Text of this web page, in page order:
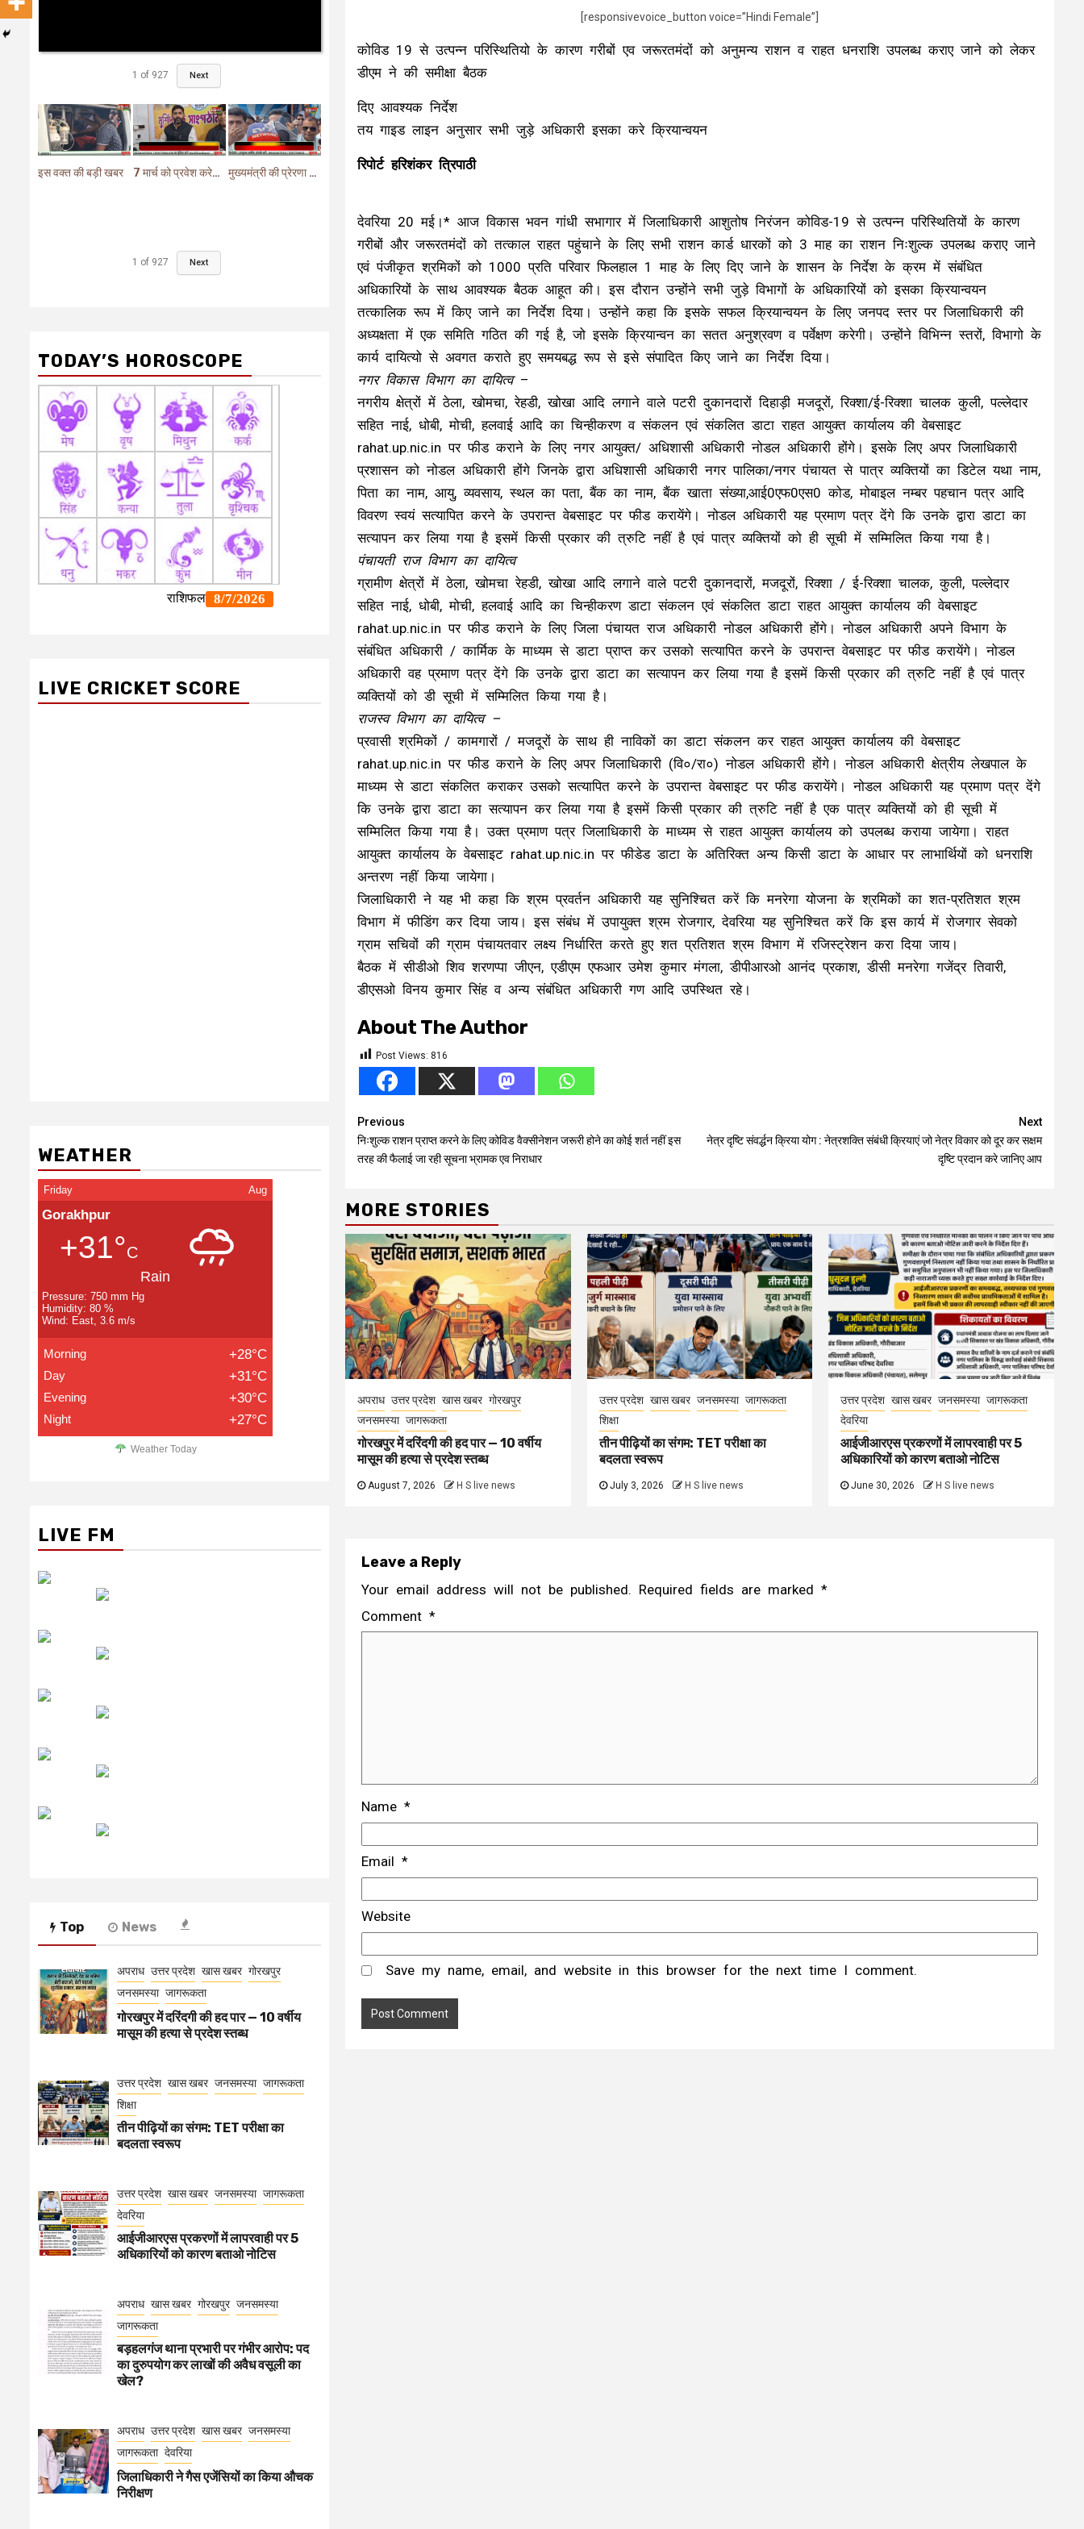
[responsivevoice_button voice=”Hindi Female”]
कोविड 19 से उत्पन्न परिस्थितियो के कारण गरीबों एव जरूरतमंदों को अनुमन्य राशन व राहत धनराशि उपलब्ध कराए जाने को लेकर
डीएम ने की समीक्षा बैठक
दिए आवश्यक निर्देश
तय गाइड लाइन अनुसार सभी जुड़े अधिकारी इसका करे क्रियान्वयन
रिपोर्ट हरिशंकर त्रिपाठी
देवरिया 20 मई।* आज विकास भवन गांधी सभागार में जिलाधिकारी आशुतोष निरंजन कोविड-19 से उत्पन्न परिस्थितियों के कारण
गरीबों और जरूरतमंदों को तत्काल राहत पहुंचाने के लिए सभी राशन कार्ड धारकों को 3 माह का राशन निःशुल्क उपलब्ध कराए जाने
एवं पंजीकृत श्रमिकों को ₹1000 प्रति परिवार फिलहाल 1 माह के लिए दिए जाने के शासन के निर्देश के क्रम में संबंधित
अधिकारियों के साथ आवश्यक बैठक आहूत की। इस दौरान उन्होंने सभी जुड़े विभागों के अधिकारियों को इसका क्रियान्वयन
तत्कालिक रूप में किए जाने का निर्देश दिया। उन्होंने कहा कि इसके सफल क्रियान्वयन के लिए जनपद स्तर पर जिलाधिकारी की
अध्यक्षता में एक समिति गठित की गई है, जो इसके क्रियान्वन का सतत अनुश्रवण व पर्वेक्षण करेगी। उन्होंने विभिन्न स्तरों, विभागो के
कार्य दायित्यो से अवगत कराते हुए समयबद्ध रूप से इसे संपादित किए जाने का निर्देश दिया।
नगर विकास विभाग का दायित्व–
नगरीय क्षेत्रों में ठेला, खोमचा, रेहडी, खोखा आदि लगाने वाले पटरी दुकानदारों दिहाड़ी मजदूरों, रिक्शा/ई-रिक्शा चालक कुली, पल्लेदार
सहित नाई, धोबी, मोची, हलवाई आदि का चिन्हीकरण व संकलन एवं संकलित डाटा राहत आयुक्त कार्यालय की वेबसाइट
rahat.up.nic.in पर फीड कराने के लिए नगर आयुक्त/ अधिशासी अधिकारी नोडल अधिकारी होंगे। इसके लिए अपर जिलाधिकारी
प्रशासन को नोडल अधिकारी होंगे जिनके द्वारा अधिशासी अधिकारी नगर पालिका/नगर पंचायत से पात्र व्यक्तियों का डिटेल यथा नाम,
पिता का नाम, आयु, व्यवसाय, स्थल का पता, बैंक का नाम, बैंक खाता संख्या,आई0एफ0एस0 कोड, मोबाइल नम्बर पहचान पत्र आदि
विवरण स्वयं सत्यापित करने के उपरान्त वेबसाइट पर फीड करायेंगे। नोडल अधिकारी यह प्रमाण पत्र देंगे कि उनके द्वारा डाटा का
सत्यापन कर लिया गया है इसमें किसी प्रकार की त्रुटि नहीं है एवं पात्र व्यक्तियों को ही सूची में सम्मिलित किया गया है।
पंचायती राज विभाग का दायित्व
ग्रामीण क्षेत्रों में ठेला, खोमचा रेहडी, खोखा आदि लगाने वाले पटरी दुकानदारों, मजदूरों, रिक्शा / ई-रिक्शा चालक, कुली, पल्लेदार
सहित नाई, धोबी, मोची, हलवाई आदि का चिन्हीकरण डाटा संकलन एवं संकलित डाटा राहत आयुक्त कार्यालय की वेबसाइट
rahat.up.nic.in पर फीड कराने के लिए जिला पंचायत राज अधिकारी नोडल अधिकारी होंगे। नोडल अधिकारी अपने विभाग के
संबंधित अधिकारी / कार्मिक के माध्यम से डाटा प्राप्त कर उसको सत्यापित करने के उपरान्त वेबसाइट पर फीड करायेंगे। नोडल
अधिकारी वह प्रमाण पत्र देंगे कि उनके द्वारा डाटा का सत्यापन कर लिया गया है इसमें किसी प्रकार की त्रुटि नहीं है एवं पात्र
व्यक्तियों को डी सूची में सम्मिलित किया गया है।
राजस्व विभाग का दायित्व –
प्रवासी श्रमिकों / कामगारों / मजदूरों के साथ ही नाविकों का डाटा संकलन कर राहत आयुक्त कार्यालय की वेबसाइट
rahat.up.nic.in पर फीड कराने के लिए अपर जिलाधिकारी (वि०/रा०) नोडल अधिकारी होंगे। नोडल अधिकारी क्षेत्रीय लेखपाल के
माध्यम से डाटा संकलित कराकर उसको सत्यापित करने के उपरान्त वेबसाइट पर फीड करायेंगे। नोडल अधिकारी यह प्रमाण पत्र देंगे
कि उनके द्वारा डाटा का सत्यापन कर लिया गया है इसमें किसी प्रकार की त्रुटि नहीं है एक पात्र व्यक्तियों को ही सूची में
सम्मिलित किया गया है। उक्त प्रमाण पत्र जिलाधिकारी के माध्यम से राहत आयुक्त कार्यालय को उपलब्ध कराया जायेगा। राहत
आयुक्त कार्यालय के वेबसाइट rahat.up.nic.in पर फीडेड डाटा के अतिरिक्त अन्य किसी डाटा के आधार पर लाभार्थियों को धनराशि
अन्तरण नहीं किया जायेगा।
जिलाधिकारी ने यह भी कहा कि श्रम प्रवर्तन अधिकारी यह सुनिश्चित करें कि मनरेगा योजना के श्रमिकों का शत-प्रतिशत श्रम
विभाग में फीडिंग कर दिया जाय। इस संबंध में उपायुक्त श्रम रोजगार, देवरिया यह सुनिश्चित करें कि इस कार्य में रोजगार सेवको
ग्राम सचिवों की ग्राम पंचायतवार लक्ष्य निर्धारित करते हुए शत प्रतिशत श्रम विभाग में रजिस्ट्रेशन करा दिया जाय।
बैठक में सीडीओ शिव शरणप्पा जीएन, एडीएम एफआर उमेश कुमार मंगला, डीपीआरओ आनंद प्रकाश, डीसी मनरेगा गजेंद्र तिवारी,
डीएसओ विनय कुमार सिंह व अन्य संबंधित अधिकारी गण आदि उपस्थित रहे।
About The Author
Post Views: 816
Continue
Reading
Previous
निःशुल्क राशन प्राप्त करने के लिए कोविड वैक्सीनेशन जरूरी होने का कोई शर्त नहीं इस
तरह की फैलाई जा रही सूचना भ्रामक एव निराधार
Next
नेत्र दृष्टि संवर्द्धन क्रिया योग : नेत्रशक्ति संबंधी क्रियाएं जो नेत्र विकार को दूर कर सक्षम
दृष्टि प्रदान करे जानिए आप
MORE STORIES
अपराध उत्तर प्रदेश खास खबर गोरखपुर
जनसमस्या जागरूकता
गोरखपुर में दरिंदगी की हद पार — 10 वर्षीय
मासूम की हत्या से प्रदेश स्तब्ध
August 7, 2026 H S live news
उत्तर प्रदेश खास खबर जनसमस्या जागरूकता
शिक्षा
तीन पीढ़ियों का संगम: TET परीक्षा का
बदलता स्वरूप
July 3, 2026 H S live news
उत्तर प्रदेश खास खबर जनसमस्या जागरूकता
देवरिया
आईजीआरएस प्रकरणों में लापरवाही पर 5
अधिकारियों को कारण बताओ नोटिस
June 30, 2026 H S live news
Leave a Reply
Your email address will not be published. Required fields are marked *
Comment *
Name *
Email *
Website
Save my name, email, and website in this browser for the next time I comment.
1 of 927 Next
इस वक्त की बड़ी खबर 7 मार्च को प्रवेश करेगा मुर्शिदाबाद में बीजेपी का परिवर्तन यात्रा रथ मुख्यमंत्री की प्रेरणा से दो महत्वपूर्ण योजनाओं का हुआ शिलान्यास
1 of 927 Next
TODAY’S HOROSCOPE
LIVE CRICKET SCORE
WEATHER
Friday Aug
Gorakhpur
+31°C
Rain
Pressure: 750 mm Hg
Humidity: 80 %
Wind: East, 3.6 m/s
Morning +28°C
Day +31°C
Evening +30°C
Night +27°C
Weather Today
LIVE FM
Top News
अपराध उत्तर प्रदेश खास खबर गोरखपुर
जनसमस्या जागरूकता
गोरखपुर में दरिंदगी की हद पार — 10 वर्षीय
मासूम की हत्या से प्रदेश स्तब्ध
उत्तर प्रदेश खास खबर जनसमस्या जागरूकता
शिक्षा
तीन पीढ़ियों का संगम: TET परीक्षा का
बदलता स्वरूप
उत्तर प्रदेश खास खबर जनसमस्या जागरूकता
देवरिया
आईजीआरएस प्रकरणों में लापरवाही पर 5
अधिकारियों को कारण बताओ नोटिस
अपराध खास खबर गोरखपुर जनसमस्या
जागरूकता
बड़हलगंज थाना प्रभारी पर गंभीर आरोप: पद
का दुरुपयोग कर लाखों की अवैध वसूली का
खेल?
अपराध उत्तर प्रदेश खास खबर जनसमस्या
जागरूकता देवरिया
जिलाधिकारी ने गैस एजेंसियों का किया औचक
निरीक्षण